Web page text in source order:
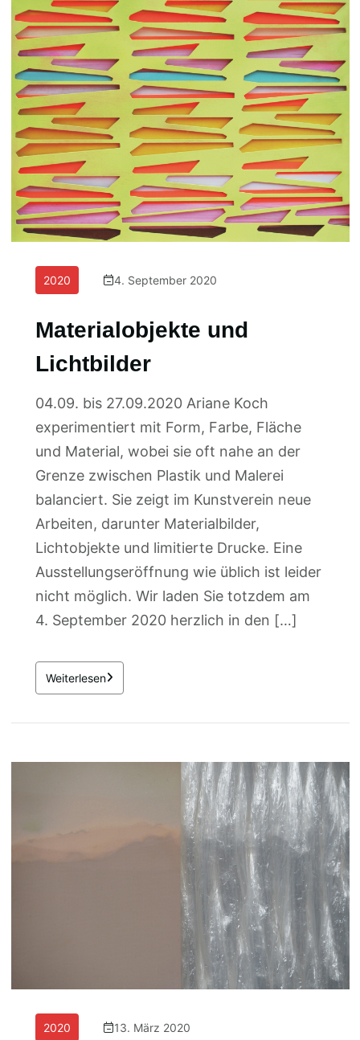
2020 4. September 2020
Materialobjekte und
Lichtbilder
04.09. bis 27.09.2020 Ariane Koch
experimentiert mit Form, Farbe, Fläche
und Material, wobei sie oft nahe an der
Grenze zwischen Plastik und Malerei
balanciert. Sie zeigt im Kunstverein neue
Arbeiten, darunter Materialbilder,
Lichtobjekte und limitierte Drucke. Eine
Ausstellungseröffnung wie üblich ist leider
nicht möglich. Wir laden Sie totzdem am
4. September 2020 herzlich in den […]
Weiterlesen
2020 13. März 2020